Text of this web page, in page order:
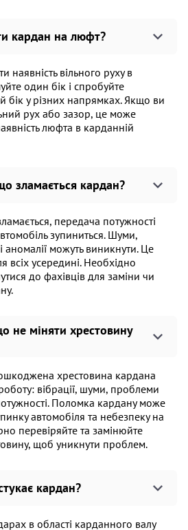
кардан на люфт?
наявність вільного руху в
один бік і спробуйте
бік у різних напрямках. Якщо ви
рух або зазор, це може
люфта в карданній
зламається кардан?
передача потужності
зупиниться. Шуми,
аномалії можуть виникнути. Це
всіх усередині. Необхідно
до фахівців для заміни чи
не міняти хрестовину
хрестовина кардана
вібрації, шуми, проблеми
Поломка кардану може
автомобіля та небезпеку на
перевіряйте та замінюйте
щоб уникнути проблем.
кардан?
в області карданного валу